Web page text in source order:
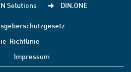
Solutions DIN.ONE
Richtlinie
Impressum